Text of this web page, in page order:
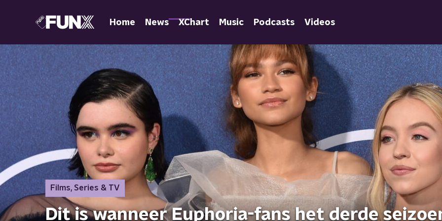
Home News XChart Music Podcasts Videos
Films, Series & TV
Dit is wanneer Euphoria-fans het derde